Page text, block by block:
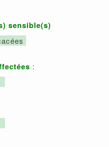
sensible(s)
: